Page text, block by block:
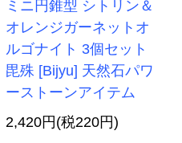
ミニ円錐型 シトリン＆
オレンジガーネットオ
ルゴナイト 3個セット
毘殊 [Bijyu] 天然石パワ
ーストーンアイテム
2,420円(税220円)